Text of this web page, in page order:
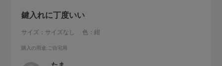
鍵入れに丁度いい
サイズ：サイズなし 色：紺
購入の用途:ご自宅用